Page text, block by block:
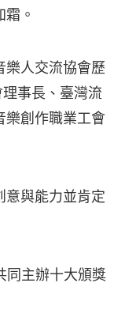
。
樂人交流協會歷
事長、臺灣流
樂創作職業工會
意與能力並肯定
同主辦十大頒獎